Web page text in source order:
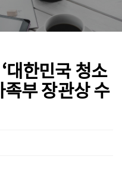
대한민국 청소
족부 장관상 수